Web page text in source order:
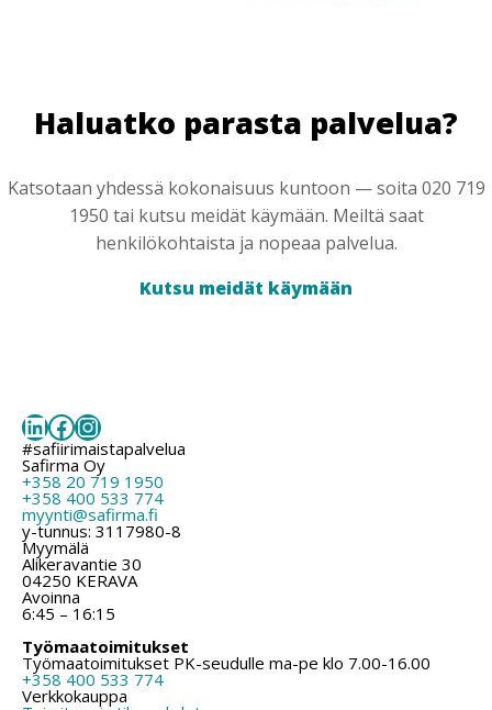
Haluatko parasta palvelua?
Katsotaan yhdessä kokonaisuus kuntoon — soita 020 719
1950 tai kutsu meidät käymään. Meiltä saat
henkilökohtaista ja nopeaa palvelua.
Kutsu meidät käymään
LinkedIn
Facebook
Instagram
#safiirimaistapalvelua
Safirma Oy
+358 20 719 1950
+358 400 533 774
myynti@safirma.fi
y-tunnus: 3117980-8
Myymälä
Alikeravantie 30
04250 KERAVA
Avoinna
6:45 – 16:15
Työmaatoimitukset
Työmaatoimitukset PK-seudulle ma-pe klo 7.00-16.00
+358 400 533 774
Verkkokauppa